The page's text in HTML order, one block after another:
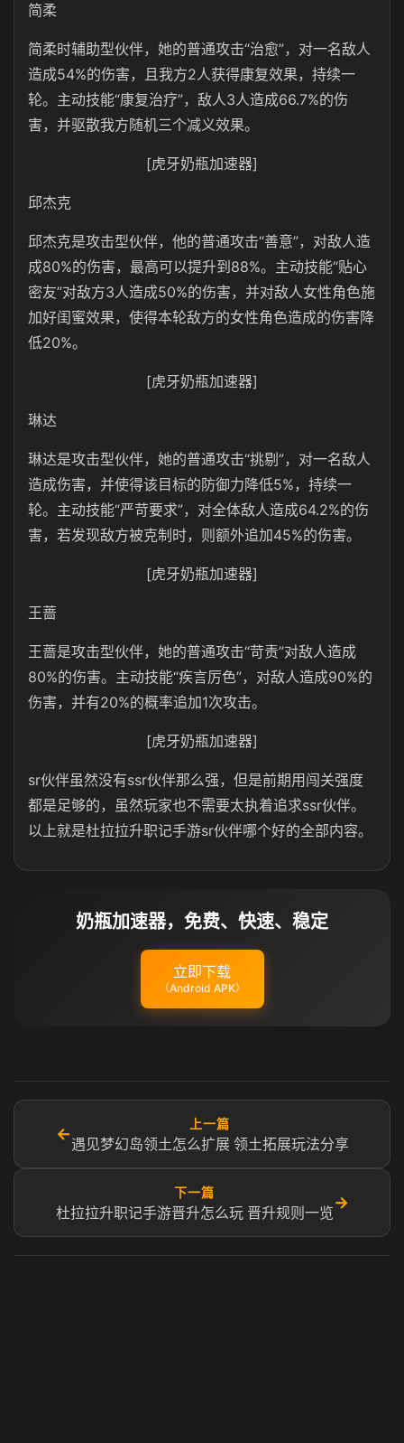
简柔
简柔时辅助型伙伴，她的普通攻击“治愈”，对一名敌人
造成54%的伤害，且我方2人获得康复效果，持续一
轮。主动技能“康复治疗”，敌人3人造成66.7%的伤
害，并驱散我方随机三个减义效果。
[虎牙奶瓶加速器]
邱杰克
邱杰克是攻击型伙伴，他的普通攻击“善意”，对敌人造
成80%的伤害，最高可以提升到88%。主动技能“贴心
密友”对敌方3人造成50%的伤害，并对敌人女性角色施
加好闺蜜效果，使得本轮敌方的女性角色造成的伤害降
低20%。
[虎牙奶瓶加速器]
琳达
琳达是攻击型伙伴，她的普通攻击“挑剔”，对一名敌人
造成伤害，并使得该目标的防御力降低5%，持续一
轮。主动技能“严苛要求”，对全体敌人造成64.2%的伤
害，若发现敌方被克制时，则额外追加45%的伤害。
[虎牙奶瓶加速器]
王蔷
王蔷是攻击型伙伴，她的普通攻击“苛责”对敌人造成
80%的伤害。主动技能“疾言厉色”，对敌人造成90%的
伤害，并有20%的概率追加1次攻击。
[虎牙奶瓶加速器]
sr伙伴虽然没有ssr伙伴那么强，但是前期用闯关强度
都是足够的，虽然玩家也不需要太执着追求ssr伙伴。
以上就是杜拉拉升职记手游sr伙伴哪个好的全部内容。
奶瓶加速器，免费、快速、稳定
立即下载
（Android APK）
←
上一篇
遇见梦幻岛领土怎么扩展 领土拓展玩法分享
下一篇
杜拉拉升职记手游晋升怎么玩 晋升规则一览
→